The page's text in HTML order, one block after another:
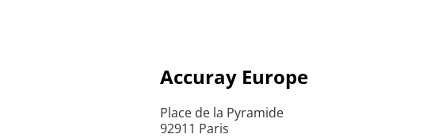
Accuray Europe
Place de la Pyramide
92911 Paris